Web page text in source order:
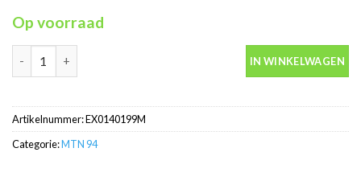
Op voorraad
IN WINKELWAGEN
Artikelnummer:EX0140199M
Categorie:MTN 94